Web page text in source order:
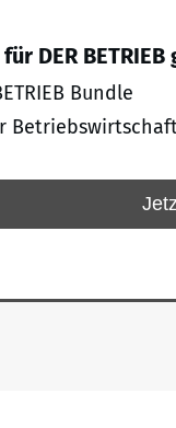
DER BETRIEB
Bundle